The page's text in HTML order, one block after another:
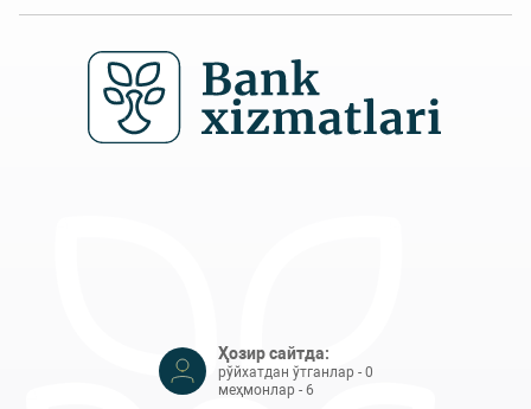
Ҳозир сайтда:
рўйхатдан ўтганлар - 0
меҳмонлар - 6